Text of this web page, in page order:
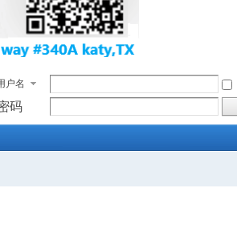
户名
码